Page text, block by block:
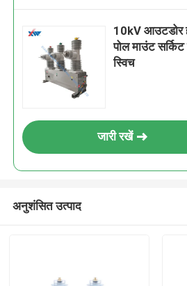
10kV आउटडोर
पोल माउंट
स्विच
जारी रखें
अनुशंसित उत्पाद